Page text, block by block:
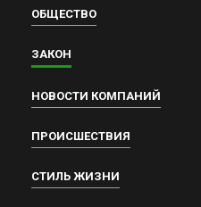
ОБЩЕСТВО
ЗАКОН
НОВОСТИ КОМПАНИЙ
ПРОИСШЕСТВИЯ
СТИЛЬ ЖИЗНИ